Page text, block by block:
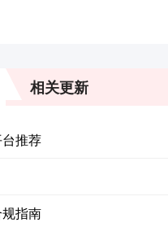
相关更新
推荐
指南